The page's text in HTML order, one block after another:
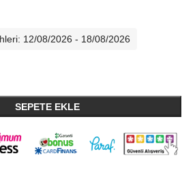
12/08/2026 - 18/08/2026
SEPETE EKLE